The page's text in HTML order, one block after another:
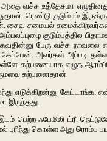
அதை வச்சு உத்தேசமா
ரெண்டு குடும்பம்
சைவ சமையல்
குடும்பத்தில
பேரு வச்சு நாவலை
அவர்கள் அப்படி
எழுத
கற்பனைதான்
எடுக்கிறன்னு
இருந்தது.
ஃபேமிலி ட்ரீ. நெட்டுலே
புரிந்து கொள்ள அது ரொம்ப